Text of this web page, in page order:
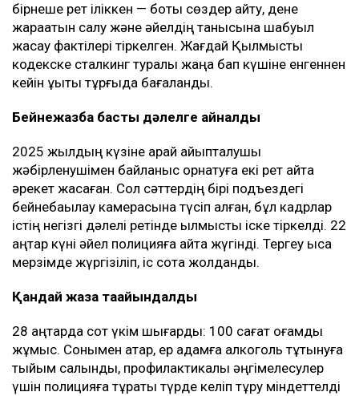
бірнеше рет іліккен — боқтық сөздер айту, дене
жарақатын салу және әйелдің танысына шабуыл
жасау фактілері тіркелген. Жағдай Қылмыстық
кодекске сталкинг туралы жаңа бап күшіне енгеннен
кейін құқықтық тұрғыда бағаланды.
Бейнежазба басты дәлелге айналды
2025 жылдың күзіне қарай айыпталушы
жәбірленушімен байланыс орнатуға екі рет қайта
әрекет жасаған. Сол сәттердің бірі подъездегі
бейнебақылау камерасына түсіп қалған, бұл кадрлар
істің негізгі дәлелі ретінде қылмыстық іске тіркелді. 22
қаңтар күні әйел полицияға қайта жүгінді. Тергеу қысқа
мерзімде жүргізіліп, іс сотқа жолданды.
Қандай жаза тағайындалды
28 қаңтарда сот үкім шығарды: 100 сағат қоғамдық
жұмыс. Сонымен қатар, ер адамға алкоголь тұтынуға
тыйым салынды, профилактикалық әңгімелесулер
үшін полицияға тұрақты түрде келіп тұру міндеттелді